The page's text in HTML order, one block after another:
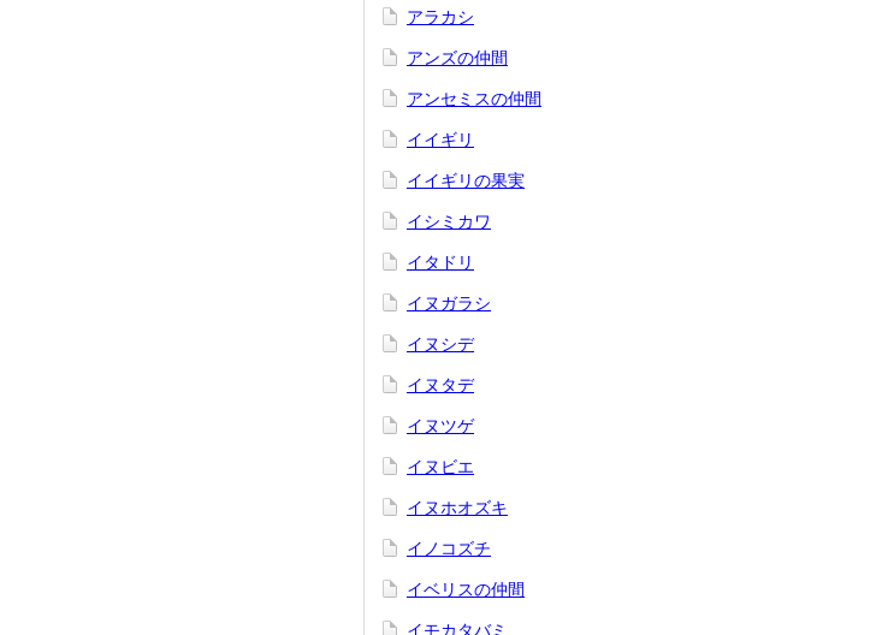
アラカシ
アンズの仲間
アンセミスの仲間
イイギリ
イイギリの果実
イシミカワ
イタドリ
イヌガラシ
イヌシデ
イヌタデ
イヌツゲ
イヌビエ
イヌホオズキ
イノコズチ
イベリスの仲間
イモカタバミ